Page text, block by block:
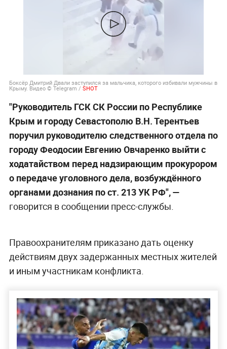
Боксёр Дмитрий Двали заступился за мальчика, которого избивали мужчины в
Крыму. Видео © Telegram / SHOT
"Руководитель ГСК СК России по Республике
Крым и городу Севастополю В.Н. Терентьев
поручил руководителю следственного отдела по
городу Феодосии Евгению Овчаренко выйти с
ходатайством перед надзирающим прокурором
о передаче уголовного дела, возбуждённого
органами дознания по ст. 213 УК РФ", —
говорится в сообщении пресс-службы.
Правоохранителям приказано дать оценку
действиям двух задержанных местных жителей
и иным участникам конфликта.